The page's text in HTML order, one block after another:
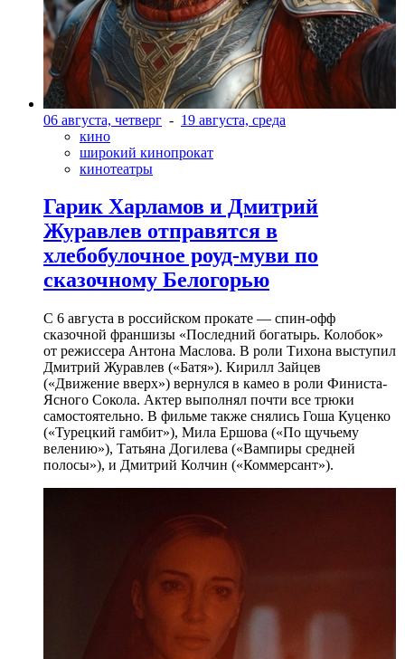
06 августа, четверг - 19 августа, среда
кино
широкий кинопрокат
кинотеатры
Гарик Харламов и Дмитрий
Журавлев отправятся в
хлебобулочное роуд-муви по
сказочному Белогорью
С 6 августа в российском прокате — спин-офф
сказочной франшизы «Последний богатырь. Колобок»
от режиссера Антона Маслова. В роли Тихона выступил
Дмитрий Журавлев («Батя»). Кирилл Зайцев
(«Движение вверх») вернулся в камео в роли Финиста-
Ясного Сокола. Актер выполнял почти все трюки
самостоятельно. В фильме также снялись Гоша Куценко
(«Турецкий гамбит»), Мила Ершова («По щучьему
велению»), Татьяна Догилева («Вампиры средней
полосы»), и Дмитрий Колчин («Коммерсант»).